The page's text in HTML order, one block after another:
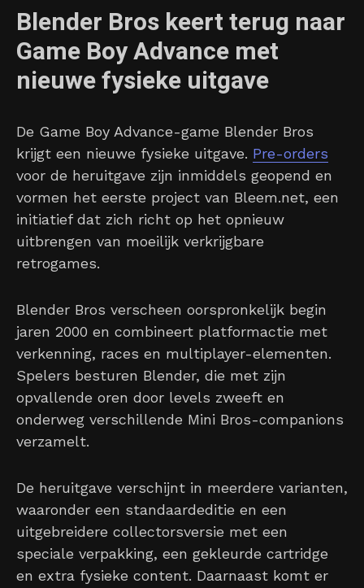
Blender Bros keert terug naar
Game Boy Advance met
nieuwe fysieke uitgave
De Game Boy Advance-game Blender Bros
krijgt een nieuwe fysieke uitgave. Pre-orders
voor de heruitgave zijn inmiddels geopend en
vormen het eerste project van Bleem.net, een
initiatief dat zich richt op het opnieuw
uitbrengen van moeilijk verkrijgbare
retrogames.
Blender Bros verscheen oorspronkelijk begin
jaren 2000 en combineert platformactie met
verkenning, races en multiplayer-elementen.
Spelers besturen Blender, die met zijn
opvallende oren door levels zweeft en
onderweg verschillende Mini Bros-companions
verzamelt.
De heruitgave verschijnt in meerdere varianten,
waaronder een standaardeditie en een
uitgebreidere collectorsversie met een
speciale verpakking, een gekleurde cartridge
en extra fysieke content. Daarnaast komt er